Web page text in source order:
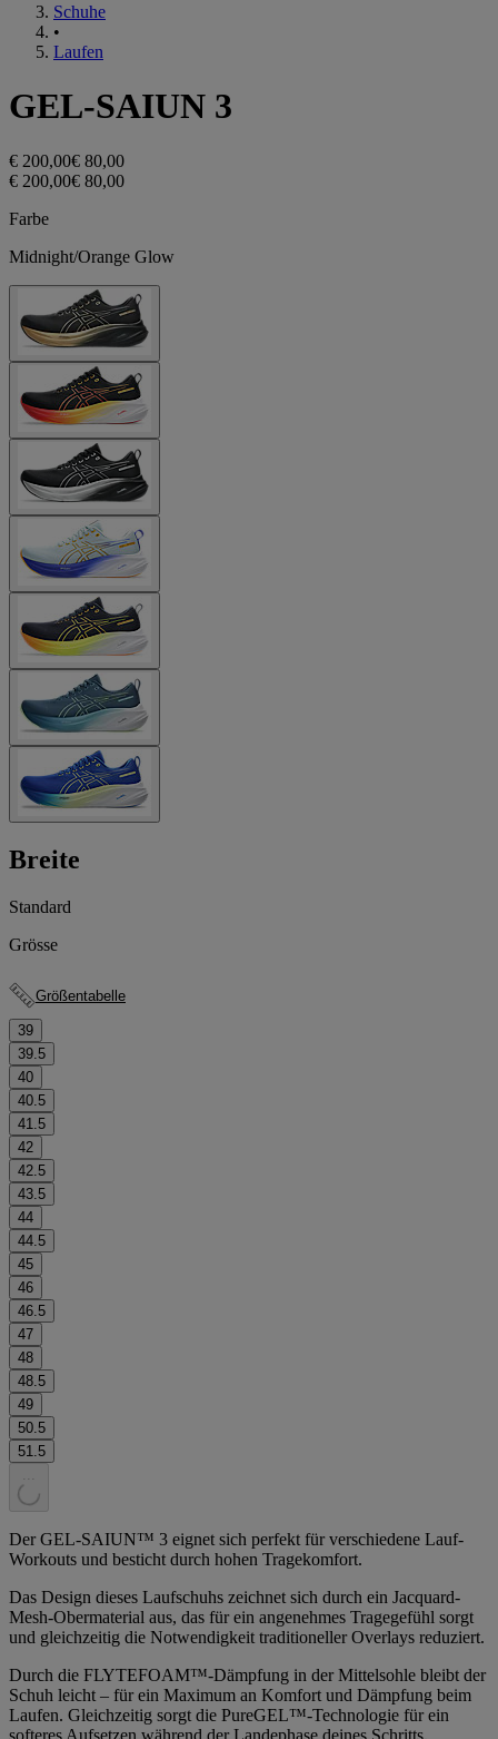
Schuhe
•
Laufen
GEL-SAIUN 3
€ 200,00€ 80,00
€ 200,00€ 80,00
Farbe
Midnight/Orange Glow
Breite
Standard
Grösse
Größentabelle
39
39.5
40
40.5
41.5
42
42.5
43.5
44
44.5
45
46
46.5
47
48
48.5
49
50.5
51.5
. . .
Der GEL-SAIUN™ 3 eignet sich perfekt für verschiedene Lauf-
Workouts und besticht durch hohen Tragekomfort.
Das Design dieses Laufschuhs zeichnet sich durch ein Jacquard-
Mesh-Obermaterial aus, das für ein angenehmes Tragegefühl sorgt
und gleichzeitig die Notwendigkeit traditioneller Overlays reduziert.
Durch die FLYTEFOAM™-Dämpfung in der Mittelsohle bleibt der
Schuh leicht – für ein Maximum an Komfort und Dämpfung beim
Laufen. Gleichzeitig sorgt die PureGEL™-Technologie für ein